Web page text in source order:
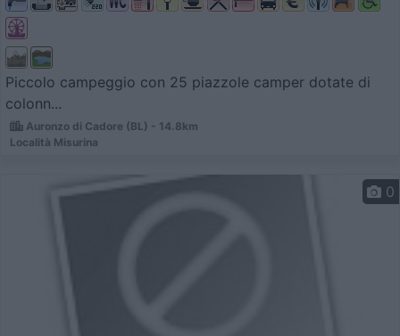
Piccolo campeggio con 25 piazzole camper dotate di
colonn...
Auronzo di Cadore (BL) - 14.8km
Località Misurina
0